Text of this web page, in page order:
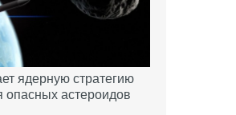
ядерную стратегию
опасных астероидов